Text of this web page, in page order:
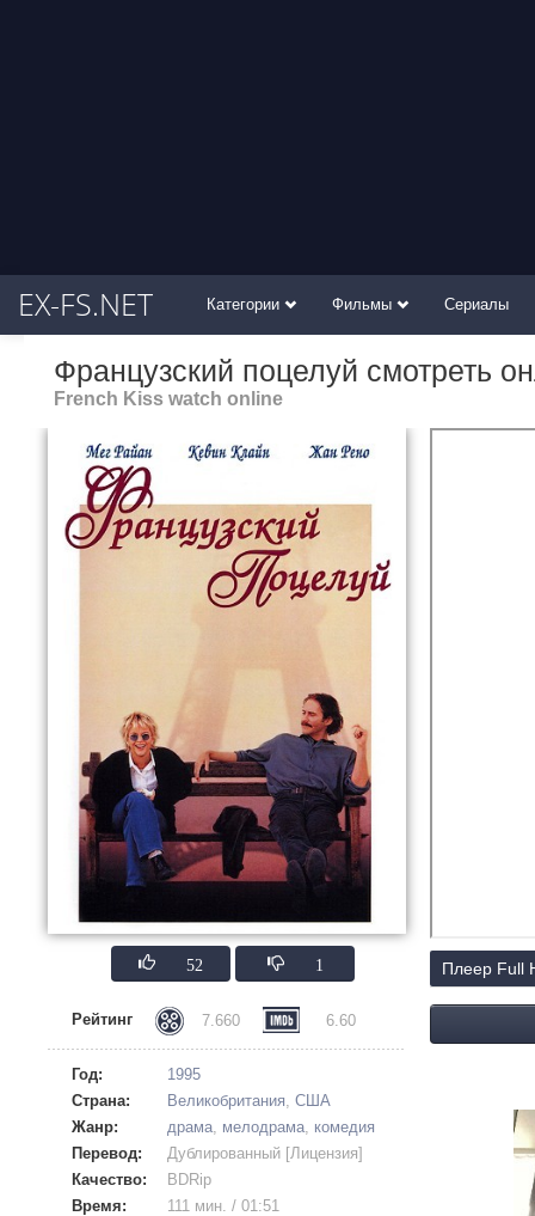
EX-FS.NET Категории Фильмы Сериалы
Французский поцелуй смотреть
French Kiss watch online
52 1
Рейтинг 7.660 6.60
Год:
1995
Страна:
Великобритания, США
Жанр:
драма, мелодрама, комедия
Перевод:
Дублированный [Лицензия]
Качество:
BDRip
Время:
111 мин. / 01:51
Плеер Full